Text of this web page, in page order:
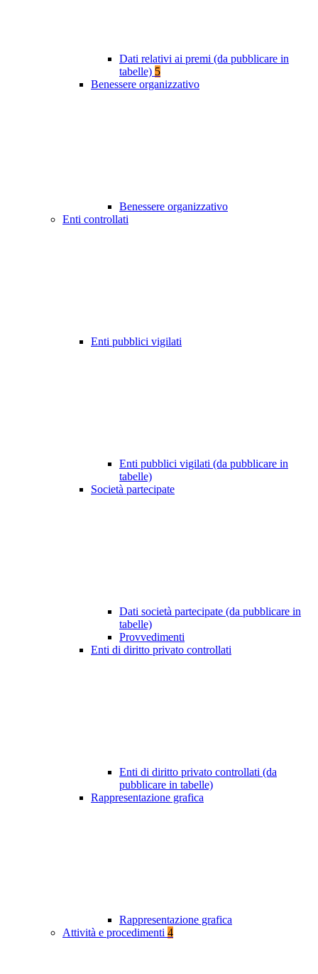
Dati relativi ai premi (da pubblicare in
tabelle) 5
Benessere organizzativo
Benessere organizzativo
Enti controllati
Enti pubblici vigilati
Enti pubblici vigilati (da pubblicare in
tabelle)
Società partecipate
Dati società partecipate (da pubblicare in
tabelle)
Provvedimenti
Enti di diritto privato controllati
Enti di diritto privato controllati (da
pubblicare in tabelle)
Rappresentazione grafica
Rappresentazione grafica
Attività e procedimenti 4